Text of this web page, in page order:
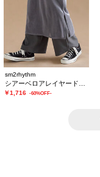
sm2rhythm
￥1,716 -60%OFF-